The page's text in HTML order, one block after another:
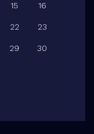
15 16
22 23
29 30